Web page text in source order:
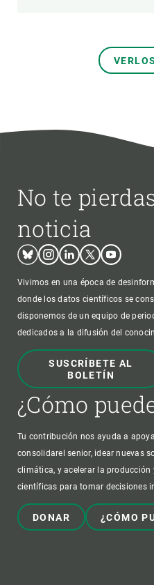
No te
noticia
BlueskyInstagram
LinkedinTwitterYoutube
Vivimos en una época de
donde los datos científicos se
disponemos de un equipo de
dedicados a la difusión del
SUSCRÍBETE AL
BOLETÍN
¿Cómo
Tu contribución nos ayuda a
consolidarel senior, idear nuevas
climática, y acelerar la producción
científicas para tomar decisiones
DONAR ¿CÓMO